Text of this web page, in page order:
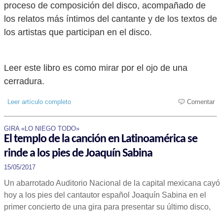
proceso de composición del disco, acompañado de
los relatos más íntimos del cantante y de los textos de
los artistas que participan en el disco.
Leer este libro es como mirar por el ojo de una
cerradura.
Leer artículo completo Comentar
GIRA «LO NIEGO TODO»
El templo de la canción en Latinoamérica se
rinde a los pies de Joaquín Sabina
15/05/2017
Un abarrotado Auditorio Nacional de la capital mexicana cayó
hoy a los pies del cantautor español Joaquín Sabina en el
primer concierto de una gira para presentar su último disco,